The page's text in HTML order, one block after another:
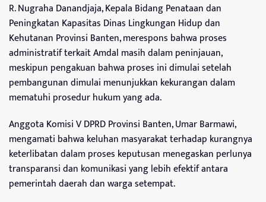
R. Nugraha Danandjaja, Kepala Bidang Penataan dan
Peningkatan Kapasitas Dinas Lingkungan Hidup dan
Kehutanan Provinsi Banten, merespons bahwa proses
administratif terkait Amdal masih dalam peninjauan,
meskipun pengakuan bahwa proses ini dimulai setelah
pembangunan dimulai menunjukkan kekurangan dalam
mematuhi prosedur hukum yang ada.
Anggota Komisi V DPRD Provinsi Banten, Umar Barmawi,
mengamati bahwa keluhan masyarakat terhadap kurangnya
keterlibatan dalam proses keputusan menegaskan perlunya
transparansi dan komunikasi yang lebih efektif antara
pemerintah daerah dan warga setempat.